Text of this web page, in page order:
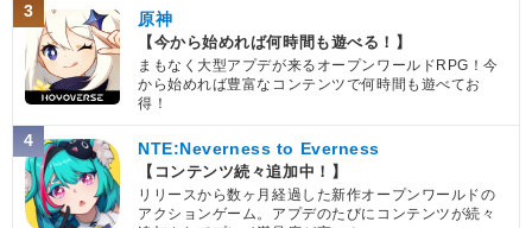
3 原神
【今から始めれば何時間も遊べる！】
まもなく大型アプデが来るオープンワールドRPG！今
から始めれば豊富なコンテンツで何時間も遊べてお
得！
4 NTE:Neverness to Everness
【コンテンツ続々追加中！】
リリースから数ヶ月経過した新作オープンワールドの
アクションゲーム。アプデのたびにコンテンツが続々